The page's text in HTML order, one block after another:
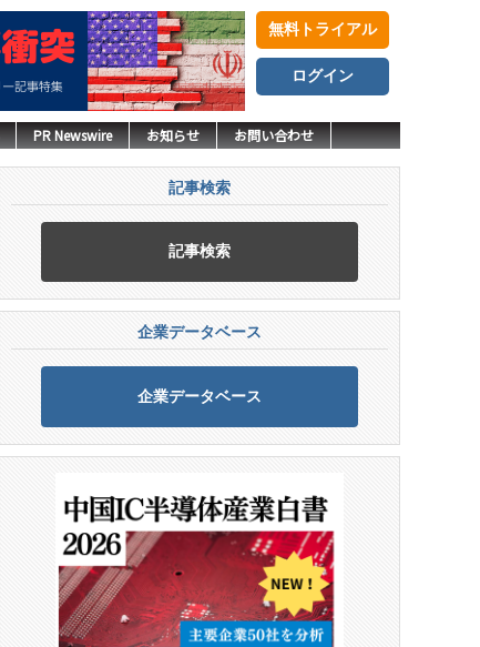
無料トライアル
ログイン
PR Newswire お知らせ お問い合わせ
記事検索
記事検索
企業データベース
企業データベース